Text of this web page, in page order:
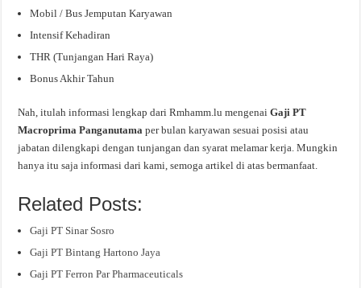
Mobil / Bus Jemputan Karyawan
Intensif Kehadiran
THR (Tunjangan Hari Raya)
Bonus Akhir Tahun
Nah, itulah informasi lengkap dari Rmhamm.lu mengenaiGaji PT
Macroprima Panganutamaper bulan karyawan sesuai posisi atau
jabatan dilengkapi dengan tunjangan dan syarat melamar kerja. Mungkin
hanya itu saja informasi dari kami, semoga artikel di atas bermanfaat.
Related Posts:
Gaji PT Sinar Sosro
Gaji PT Bintang Hartono Jaya
Gaji PT Ferron Par Pharmaceuticals